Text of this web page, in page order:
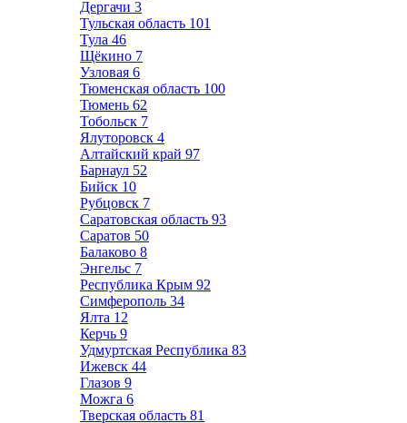
Дергачи 3
Тульская область 101
Тула 46
Щёкино 7
Узловая 6
Тюменская область 100
Тюмень 62
Тобольск 7
Ялуторовск 4
Алтайский край 97
Барнаул 52
Бийск 10
Рубцовск 7
Саратовская область 93
Саратов 50
Балаково 8
Энгельс 7
Республика Крым 92
Симферополь 34
Ялта 12
Керчь 9
Удмуртская Республика 83
Ижевск 44
Глазов 9
Можга 6
Тверская область 81